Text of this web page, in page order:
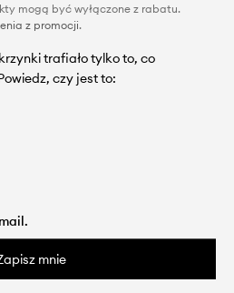
mogą być wyłączone z rabatu.
z promocji.
trafiało tylko to, co
czy jest to:
mnie